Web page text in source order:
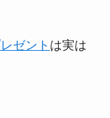
ゼント は実は